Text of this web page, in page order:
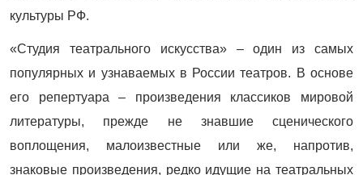
культуры РФ.
«Студия театрального искусства» – один из самых
популярных и узнаваемых в России театров. В основе
его репертуара – произведения классиков мировой
литературы, прежде не знавшие сценического
воплощения, малоизвестные или же, напротив,
знаковые произведения, редко идущие на театральных